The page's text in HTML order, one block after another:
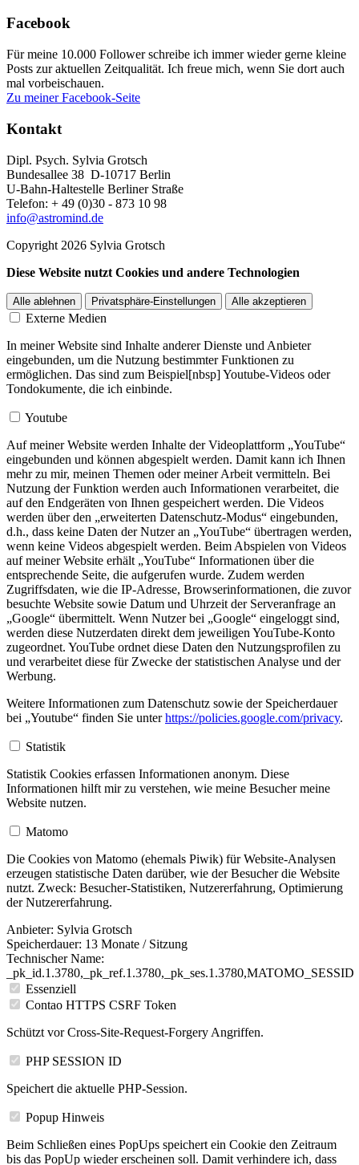
Facebook
Für meine 10.000 Follower schreibe ich immer wieder gerne kleine
Posts zur aktuellen Zeitqualität. Ich freue mich, wenn Sie dort auch
mal vorbeischauen.
Zu meiner Facebook-Seite
Kontakt
Dipl. Psych. Sylvia Grotsch
Bundesallee 38 D-10717 Berlin
U-Bahn-Haltestelle Berliner Straße
Telefon: + 49 (0)30 - 873 10 98
info@astromind.de
Copyright 2026 Sylvia Grotsch
Diese Website nutzt Cookies und andere Technologien
Alle ablehnen Privatsphäre-Einstellungen Alle akzeptieren
Externe Medien
In meiner Website sind Inhalte anderer Dienste und Anbieter
eingebunden, um die Nutzung bestimmter Funktionen zu
ermöglichen. Das sind zum Beispiel[nbsp] Youtube-Videos oder
Tondokumente, die ich einbinde.
Youtube
Auf meiner Website werden Inhalte der Videoplattform „YouTube“
eingebunden und können abgespielt werden. Damit kann ich Ihnen
mehr zu mir, meinen Themen oder meiner Arbeit vermitteln. Bei
Nutzung der Funktion werden auch Informationen verarbeitet, die
auf den Endgeräten von Ihnen gespeichert werden. Die Videos
werden über den „erweiterten Datenschutz-Modus“ eingebunden,
d.h., dass keine Daten der Nutzer an „YouTube“ übertragen werden,
wenn keine Videos abgespielt werden. Beim Abspielen von Videos
auf meiner Website erhält „YouTube“ Informationen über die
entsprechende Seite, die aufgerufen wurde. Zudem werden
Zugriffsdaten, wie die IP-Adresse, Browserinformationen, die zuvor
besuchte Website sowie Datum und Uhrzeit der Serveranfrage an
„Google“ übermittelt. Wenn Nutzer bei „Google“ eingeloggt sind,
werden diese Nutzerdaten direkt dem jeweiligen YouTube-Konto
zugeordnet. YouTube ordnet diese Daten den Nutzungsprofilen zu
und verarbeitet diese für Zwecke der statistischen Analyse und der
Werbung.
Weitere Informationen zum Datenschutz sowie der Speicherdauer
bei „Youtube“ finden Sie unterhttps://policies.google.com/privacy.
Statistik
Statistik Cookies erfassen Informationen anonym. Diese
Informationen hilft mir zu verstehen, wie meine Besucher meine
Website nutzen.
Matomo
Die Cookies von Matomo (ehemals Piwik) für Website-Analysen
erzeugen statistische Daten darüber, wie der Besucher die Website
nutzt. Zweck: Besucher-Statistiken, Nutzererfahrung, Optimierung
der Nutzererfahrung.
Anbieter: Sylvia Grotsch
Speicherdauer: 13 Monate / Sitzung
Technischer Name:
_pk_id.1.3780,_pk_ref.1.3780,_pk_ses.1.3780,MATOMO_SESSID
Essenziell
Contao HTTPS CSRF Token
Schützt vor Cross-Site-Request-Forgery Angriffen.
PHP SESSION ID
Speichert die aktuelle PHP-Session.
Popup Hinweis
Beim Schließen eines PopUps speichert ein Cookie den Zeitraum
bis das PopUp wieder erscheinen soll. Damit verhindere ich, dass